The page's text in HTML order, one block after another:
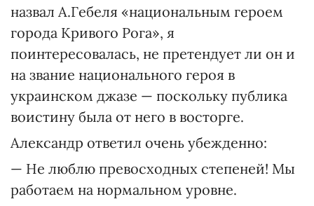
назвал А.Гебеля «национальным героем
города Кривого Рога», я
поинтересовалась, не претендует ли он и
на звание национального героя в
украинском джазе — поскольку публика
воистину была от него в восторге.
Александр ответил очень убежденно:
— Не люблю превосходных степеней! Мы
работаем на нормальном уровне.